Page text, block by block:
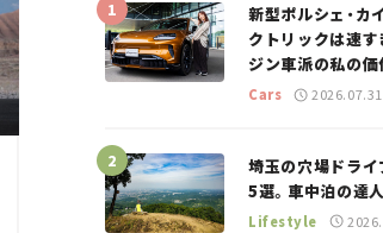
新型ポルシェ・カ
クトリックは速す
ジン車派の私の
た、新しいポルシ
Cars 2026.07.31
埼玉の穴場ドライ
5選。車中泊の達
Lifestyle